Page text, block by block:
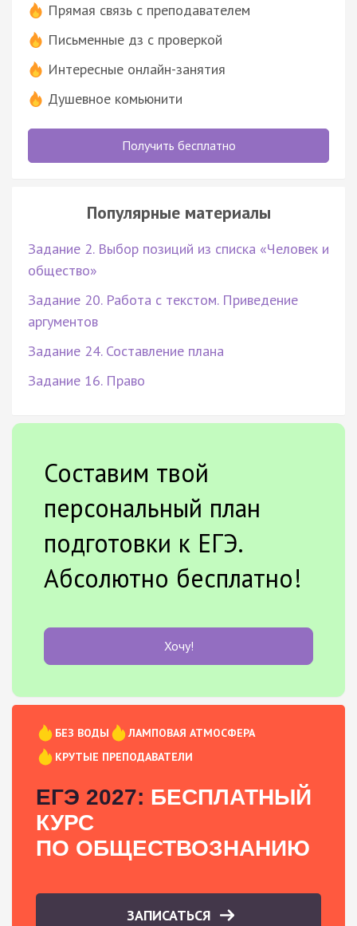
Прямая связь с преподавателем
Письменные дз с проверкой
Интересные онлайн-занятия
Душевное комьюнити
Получить бесплатно
Популярные материалы
Задание 2. Выбор позиций из списка «Человек и
общество»
Задание 20. Работа с текстом. Приведение
аргументов
Задание 24. Составление плана
Задание 16. Право
Составим твой
персональный план
подготовки к ЕГЭ.
Абсолютно бесплатно!
Хочу!
БЕЗ ВОДЫ
ЛАМПОВАЯ АТМОСФЕРА
КРУТЫЕ ПРЕПОДАВАТЕЛИ
ЕГЭ 2027: БЕСПЛАТНЫЙ
КУРС
ПО ОБЩЕСТВОЗНАНИЮ
ЗАПИСАТЬСЯ